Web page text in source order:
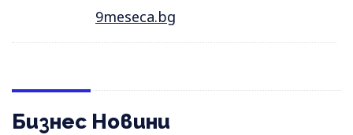
9meseca.bg
Бизнес Новини